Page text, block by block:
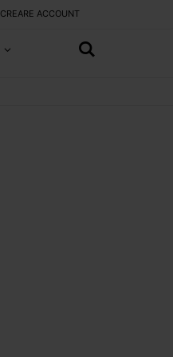
CREARE ACCOUNT